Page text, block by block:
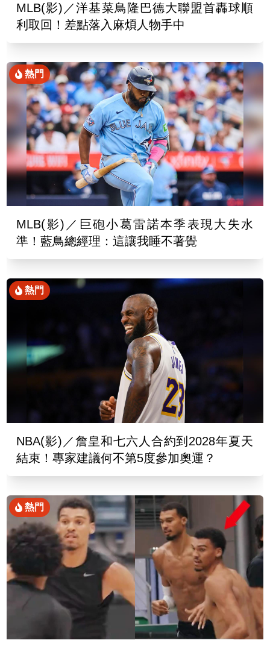
MLB(影)／洋基菜鳥隆巴德大聯盟首轟球順
利取回！差點落入麻煩人物手中
熱門
MLB(影)／巨砲小葛雷諾本季表現大失水
準！藍鳥總經理：這讓我睡不著覺
熱門
NBA(影)／詹皇和七六人合約到2028年夏天
結束！專家建議何不第5度參加奧運？
熱門